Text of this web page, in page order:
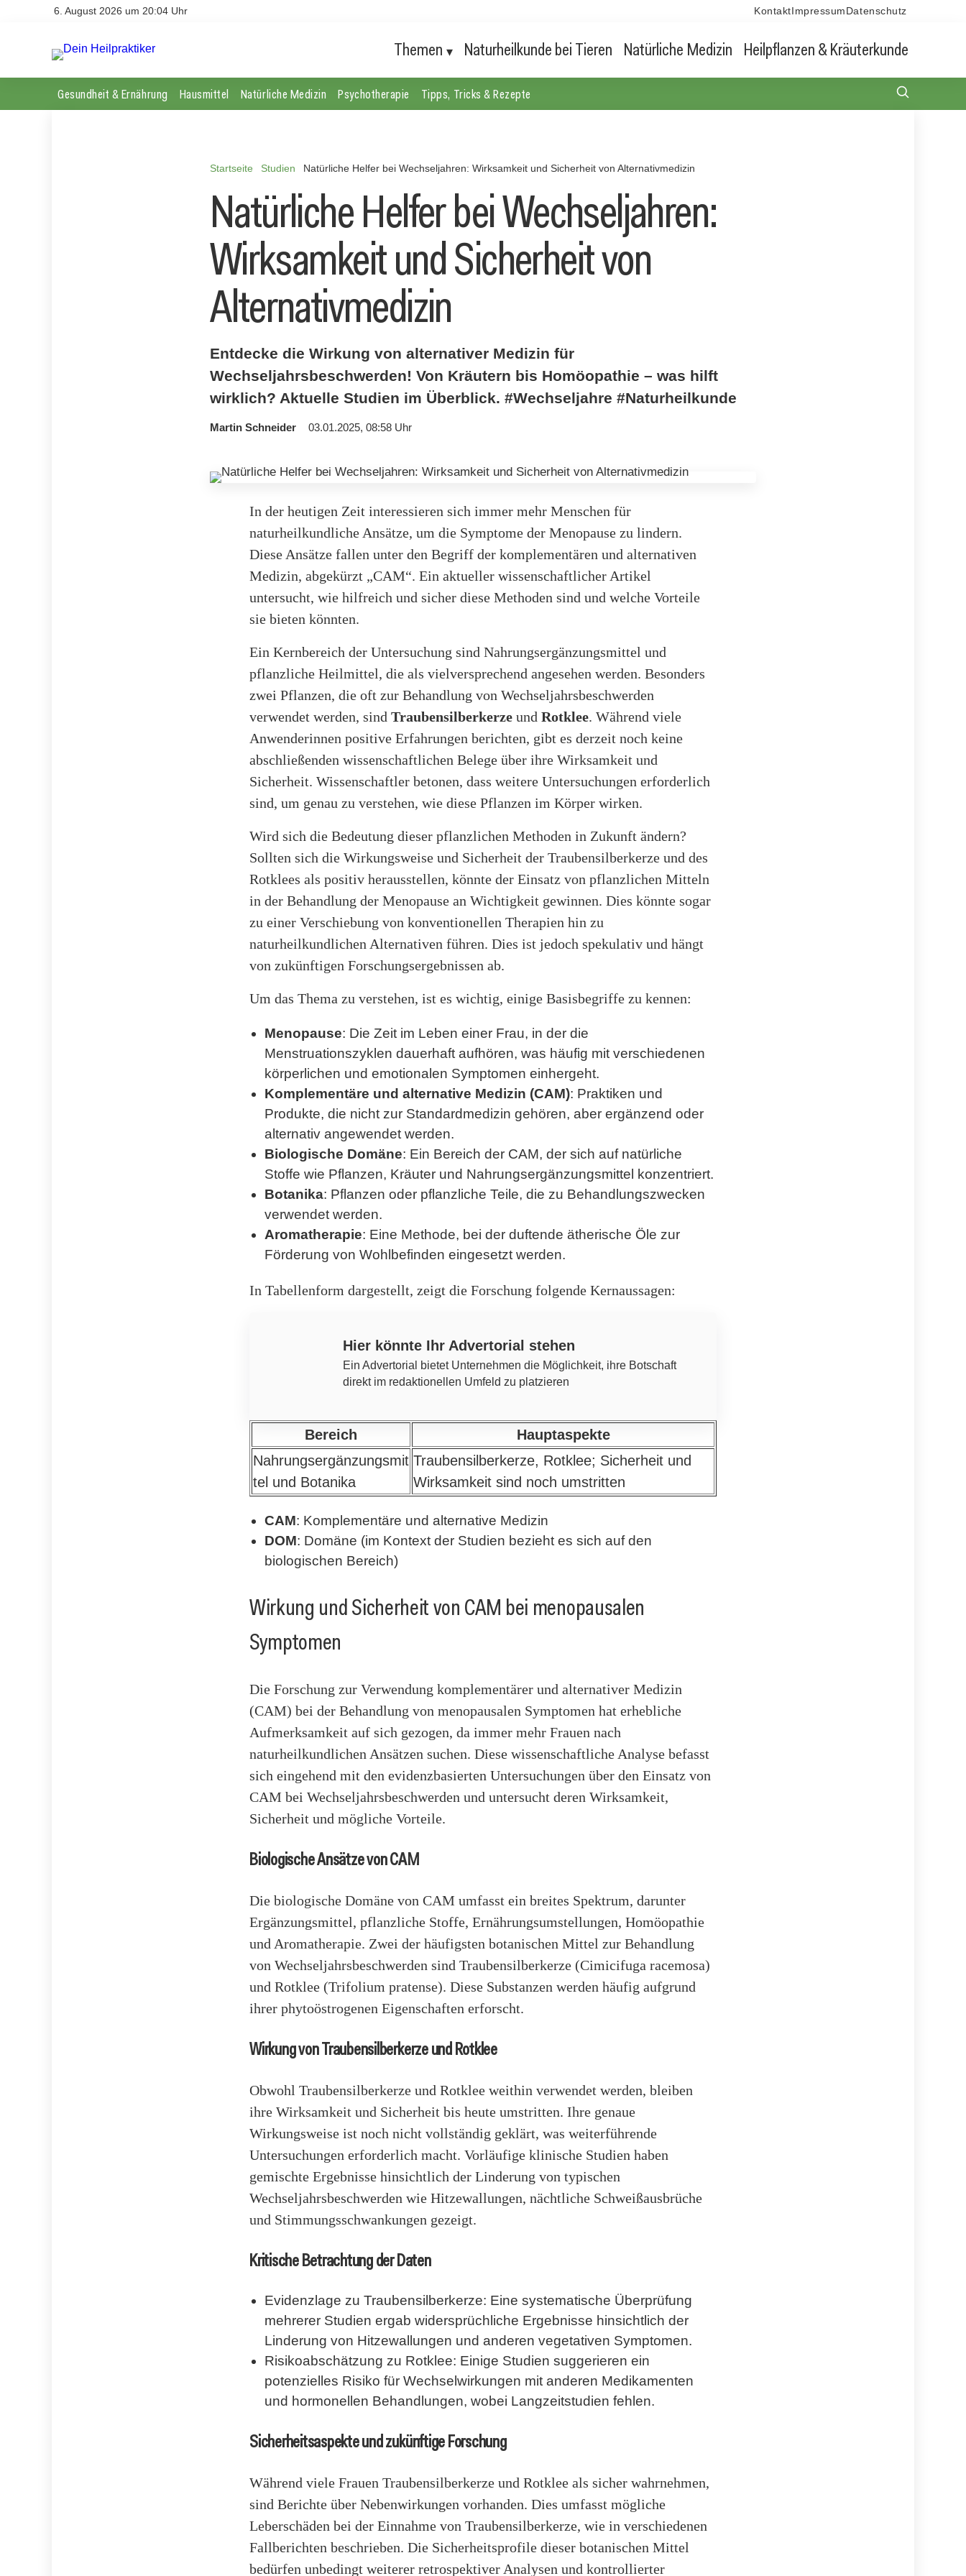
6. August 2026 um 20:04 Uhr Kontakt Impressum Datenschutz
Themen Naturheilkunde bei Tieren Natürliche Medizin Heilpflanzen & Kräuterkunde
Gesundheit & Ernährung Hausmittel Natürliche Medizin Psychotherapie Tipps, Tricks & Rezepte
Startseite Studien Natürliche Helfer bei Wechseljahren: Wirksamkeit und Sicherheit von Alternativmedizin
Natürliche Helfer bei Wechseljahren:
Wirksamkeit und Sicherheit von
Alternativmedizin
Entdecke die Wirkung von alternativer Medizin für
Wechseljahrsbeschwerden! Von Kräutern bis Homöopathie – was hilft
wirklich? Aktuelle Studien im Überblick. #Wechseljahre #Naturheilkunde
Martin Schneider 03.01.2025, 08:58 Uhr
In der heutigen Zeit interessieren sich immer mehr Menschen für
naturheilkundliche Ansätze, um die Symptome der Menopause zu lindern.
Diese Ansätze fallen unter den Begriff der komplementären und alternativen
Medizin, abgekürzt „CAM“. Ein aktueller wissenschaftlicher Artikel
untersucht, wie hilfreich und sicher diese Methoden sind und welche Vorteile
sie bieten könnten.
Ein Kernbereich der Untersuchung sind Nahrungsergänzungsmittel und
pflanzliche Heilmittel, die als vielversprechend angesehen werden. Besonders
zwei Pflanzen, die oft zur Behandlung von Wechseljahrsbeschwerden
verwendet werden, sind Traubensilberkerze und Rotklee. Während viele
Anwenderinnen positive Erfahrungen berichten, gibt es derzeit noch keine
abschließenden wissenschaftlichen Belege über ihre Wirksamkeit und
Sicherheit. Wissenschaftler betonen, dass weitere Untersuchungen erforderlich
sind, um genau zu verstehen, wie diese Pflanzen im Körper wirken.
Wird sich die Bedeutung dieser pflanzlichen Methoden in Zukunft ändern?
Sollten sich die Wirkungsweise und Sicherheit der Traubensilberkerze und des
Rotklees als positiv herausstellen, könnte der Einsatz von pflanzlichen Mitteln
in der Behandlung der Menopause an Wichtigkeit gewinnen. Dies könnte sogar
zu einer Verschiebung von konventionellen Therapien hin zu
naturheilkundlichen Alternativen führen. Dies ist jedoch spekulativ und hängt
von zukünftigen Forschungsergebnissen ab.
Um das Thema zu verstehen, ist es wichtig, einige Basisbegriffe zu kennen:
Menopause: Die Zeit im Leben einer Frau, in der die
Menstruationszyklen dauerhaft aufhören, was häufig mit verschiedenen
körperlichen und emotionalen Symptomen einhergeht.
Komplementäre und alternative Medizin (CAM): Praktiken und
Produkte, die nicht zur Standardmedizin gehören, aber ergänzend oder
alternativ angewendet werden.
Biologische Domäne: Ein Bereich der CAM, der sich auf natürliche
Stoffe wie Pflanzen, Kräuter und Nahrungsergänzungsmittel konzentriert.
Botanika: Pflanzen oder pflanzliche Teile, die zu Behandlungszwecken
verwendet werden.
Aromatherapie: Eine Methode, bei der duftende ätherische Öle zur
Förderung von Wohlbefinden eingesetzt werden.
In Tabellenform dargestellt, zeigt die Forschung folgende Kernaussagen:
Hier könnte Ihr Advertorial stehen
Ein Advertorial bietet Unternehmen die Möglichkeit, ihre Botschaft
direkt im redaktionellen Umfeld zu platzieren
Bereich
Hauptaspekte
Nahrungsergänzungsmit
tel und Botanika
Traubensilberkerze, Rotklee; Sicherheit und
Wirksamkeit sind noch umstritten
CAM: Komplementäre und alternative Medizin
DOM: Domäne (im Kontext der Studien bezieht es sich auf den
biologischen Bereich)
Wirkung und Sicherheit von CAM bei menopausalen
Symptomen
Die Forschung zur Verwendung komplementärer und alternativer Medizin
(CAM) bei der Behandlung von menopausalen Symptomen hat erhebliche
Aufmerksamkeit auf sich gezogen, da immer mehr Frauen nach
naturheilkundlichen Ansätzen suchen. Diese wissenschaftliche Analyse befasst
sich eingehend mit den evidenzbasierten Untersuchungen über den Einsatz von
CAM bei Wechseljahrsbeschwerden und untersucht deren Wirksamkeit,
Sicherheit und mögliche Vorteile.
Biologische Ansätze von CAM
Die biologische Domäne von CAM umfasst ein breites Spektrum, darunter
Ergänzungsmittel, pflanzliche Stoffe, Ernährungsumstellungen, Homöopathie
und Aromatherapie. Zwei der häufigsten botanischen Mittel zur Behandlung
von Wechseljahrsbeschwerden sind Traubensilberkerze (Cimicifuga racemosa)
und Rotklee (Trifolium pratense). Diese Substanzen werden häufig aufgrund
ihrer phytoöstrogenen Eigenschaften erforscht.
Wirkung von Traubensilberkerze und Rotklee
Obwohl Traubensilberkerze und Rotklee weithin verwendet werden, bleiben
ihre Wirksamkeit und Sicherheit bis heute umstritten. Ihre genaue
Wirkungsweise ist noch nicht vollständig geklärt, was weiterführende
Untersuchungen erforderlich macht. Vorläufige klinische Studien haben
gemischte Ergebnisse hinsichtlich der Linderung von typischen
Wechseljahrsbeschwerden wie Hitzewallungen, nächtliche Schweißausbrüche
und Stimmungsschwankungen gezeigt.
Kritische Betrachtung der Daten
Evidenzlage zu Traubensilberkerze: Eine systematische Überprüfung
mehrerer Studien ergab widersprüchliche Ergebnisse hinsichtlich der
Linderung von Hitzewallungen und anderen vegetativen Symptomen.
Risikoabschätzung zu Rotklee: Einige Studien suggerieren ein
potenzielles Risiko für Wechselwirkungen mit anderen Medikamenten
und hormonellen Behandlungen, wobei Langzeitstudien fehlen.
Sicherheitsaspekte und zukünftige Forschung
Während viele Frauen Traubensilberkerze und Rotklee als sicher wahrnehmen,
sind Berichte über Nebenwirkungen vorhanden. Dies umfasst mögliche
Leberschäden bei der Einnahme von Traubensilberkerze, wie in verschiedenen
Fallberichten beschrieben. Die Sicherheitsprofile dieser botanischen Mittel
bedürfen unbedingt weiterer retrospektiver Analysen und kontrollierter